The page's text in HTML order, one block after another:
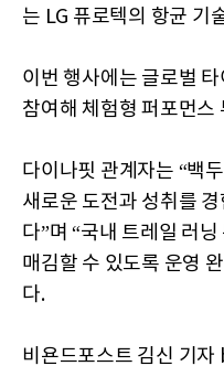
는 LG 퓨로텍의 항균 기
이번 행사에는 글로벌
참여해 체험형 퍼포먼스
다이나핏 관계자는 “백
새로운 도전과 성취를
다”며 “국내 트레일 러
매김할 수 있도록 운영
다.
비욘드포스트 김신 기